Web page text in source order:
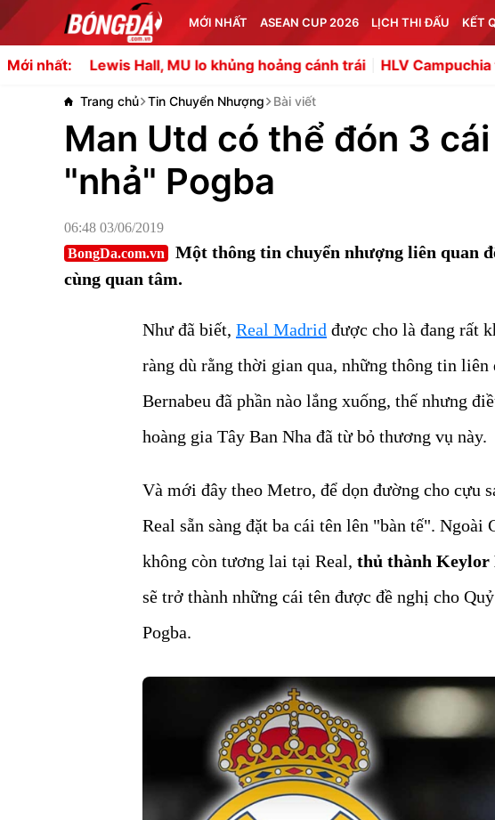
MỚI NHẤT ASEAN CUP 2026 LỊCH THI ĐẤU KẾT
Mới nhất:
Hall, MU lo khủng hoảng cánh trái HLV Campuchia thừa nhận
Trang chủ Tin Chuyển Nhượng Bài viết
Man Utd có thể đón 3
"nhả" Pogba
06:48 03/06/2019
BongDa.com.vn
Một thông tin chuyển nhượng liên quan
cùng quan tâm.
Như đã biết, Real Madrid được cho là đang rất
ràng dù rằng thời gian qua, những thông tin liên
Bernabeu đã phần nào lắng xuống, thế nhưng
hoàng gia Tây Ban Nha đã từ bỏ thương vụ này.
Và mới đây theo Metro, để dọn đường cho cựu
Real sẵn sàng đặt ba cái tên lên "bàn tế". Ngoài
không còn tương lai tại Real, thủ thành Keylor
sẽ trở thành những cái tên được đề nghị cho
Pogba.